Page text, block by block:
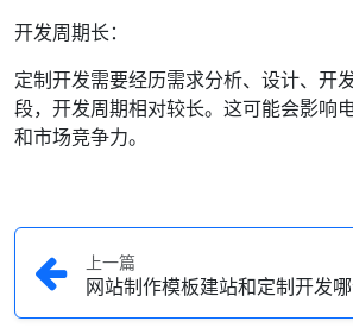
开发周期长：
定制开发需要经历需求分析、设计、开
段，开发周期相对较长。这可能会影响
和市场竞争力。
上一篇
网站制作模板建站和定制开发